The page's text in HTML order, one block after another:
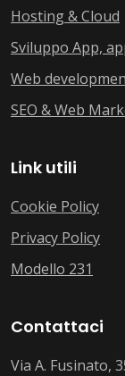
Hosting & Cloud
Sviluppo App,
Web
SEO & Web
Link utili
Cookie Policy
Privacy Policy
Modello 231
Contattaci
Via A. Fusinato,